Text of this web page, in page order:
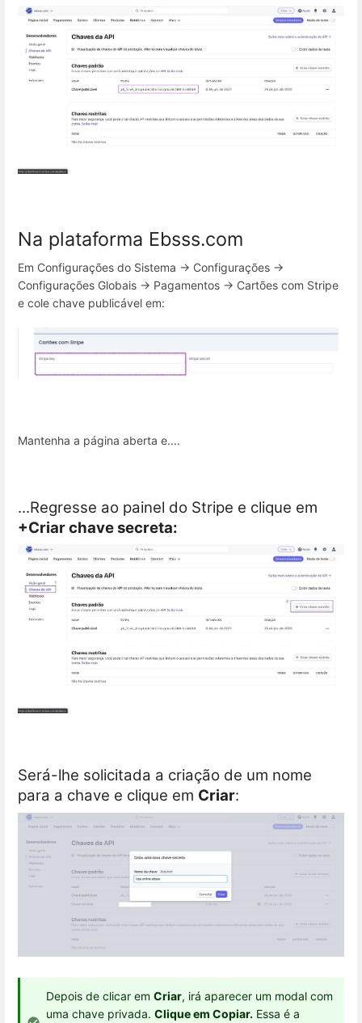
Na plataforma Ebsss.com
Em Configurações do Sistema -> Configurações ->
Configurações Globais -> Pagamentos -> Cartões com Stripe
e cole chave publicável em:
Mantenha a página aberta e....
...Regresse ao painel do Stripe e clique em
+Criar chave secreta:
Será-lhe solicitada a criação de um nome
para a chave e clique em Criar:
Depois de clicar em Criar, irá aparecer um modal com
uma chave privada. Clique em Copiar. Essa é a